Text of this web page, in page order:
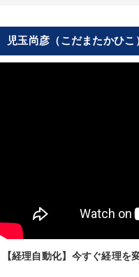
児玉尚彦（こだまたかひこ
【経理自動化】今すぐ経理